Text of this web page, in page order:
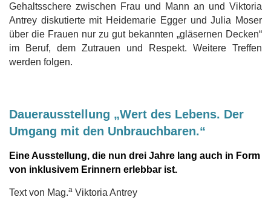
Gehaltsschere zwischen Frau und Mann an und Viktoria
Antrey diskutierte mit Heidemarie Egger und Julia Moser
über die Frauen nur zu gut bekannten „gläsernen Decken“
im Beruf, dem Zutrauen und Respekt. Weitere Treffen
werden folgen.
Dauerausstellung „Wert des Lebens. Der
Umgang mit den Unbrauchbaren.“
Eine Ausstellung, die nun drei Jahre lang auch in Form
von inklusivem Erinnern erlebbar ist.
Text von Mag.a Viktoria Antrey